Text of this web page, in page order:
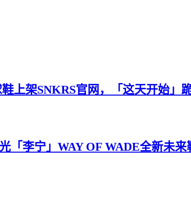
上架SNKRS官网，「这天开始」
「李宁」WAY OF WADE全新未来